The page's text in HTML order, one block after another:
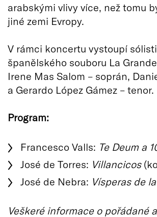
arabskými vlivy více, než tomu
jiné zemi Evropy.
V rámci koncertu vystoupí
španělského souboru La
Irene Mas Salom – soprán,
a Gerardo López Gámez – tenor.
Program:
Francesco Valls: Te Deum a
José de Torres: Villancicos
José de Nebra: Vísperas de
Veškeré informace o pořádané